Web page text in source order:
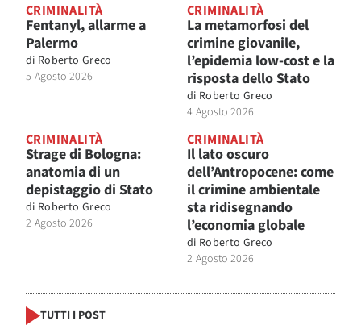
CRIMINALITÀ
Fentanyl, allarme a
Palermo
di Roberto Greco
5 Agosto 2026
CRIMINALITÀ
La metamorfosi del
crimine giovanile,
l’epidemia low-cost e la
risposta dello Stato
di Roberto Greco
4 Agosto 2026
CRIMINALITÀ
Strage di Bologna:
anatomia di un
depistaggio di Stato
di Roberto Greco
2 Agosto 2026
CRIMINALITÀ
Il lato oscuro
dell’Antropocene: come
il crimine ambientale
sta ridisegnando
l’economia globale
di Roberto Greco
2 Agosto 2026
TUTTI I POST